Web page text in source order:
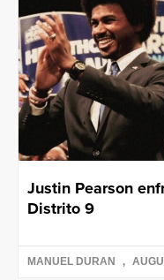
Justin Pearson
Distrito 9
MANUEL DURAN